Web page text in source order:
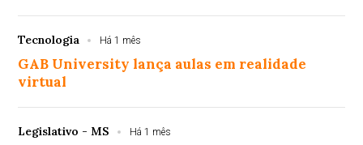
Tecnologia Há 1 mês
GAB University lança aulas em realidade
virtual
Legislativo - MS Há 1 mês